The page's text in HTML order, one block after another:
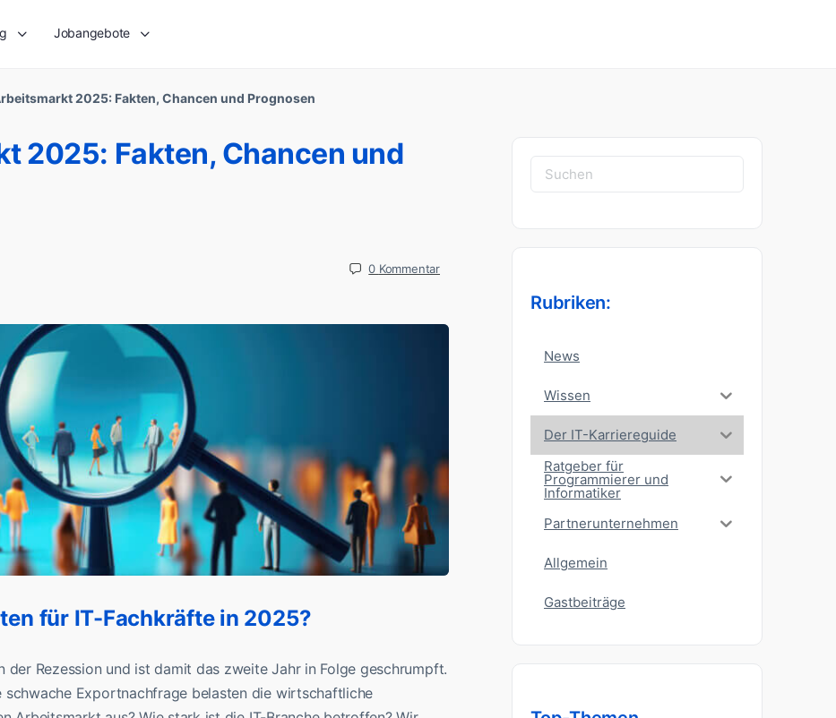
Jobangebote
2025: Fakten, Chancen und Prognosen
2025: Fakten, Chancen und
0 Kommentar
für IT-Fachkräfte in 2025?
Rezession und ist damit das zweite Jahr in Folge geschrumpft.
schwache Exportnachfrage belasten die wirtschaftliche
Suchen
nach:
Rubriken:
News
Wissen
Der IT-Karriereguide
Ratgeber für
Programmierer und
Informatiker
Partnerunternehmen
Allgemein
Gastbeiträge